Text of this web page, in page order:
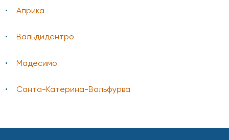
Априка
Вальдидентро
Мадесимо
Санта-Катерина-Вальфурва